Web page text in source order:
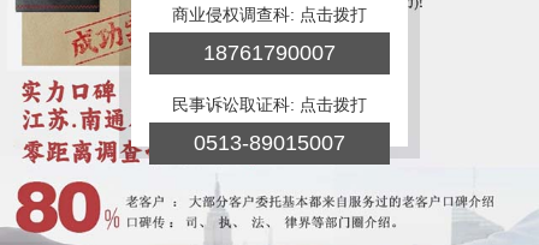
商业侵权调查科: 点击拨打
18761790007
民事诉讼取证科: 点击拨打
0513-89015007